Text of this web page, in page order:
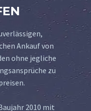
Ankauf von
ohne jegliche
zu
2010 mit